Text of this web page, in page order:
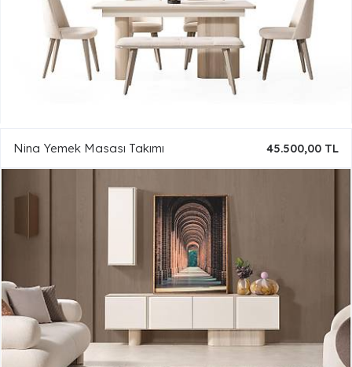
Nina Yemek Masası Takımı 45.500,00 TL